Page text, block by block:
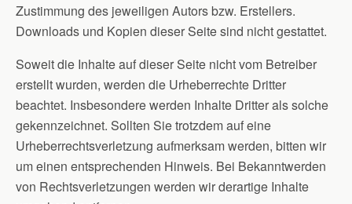
Zustimmung des jeweiligen Autors bzw. Erstellers.
Downloads und Kopien dieser Seite sind nicht gestattet.
Soweit die Inhalte auf dieser Seite nicht vom Betreiber
erstellt wurden, werden die Urheberrechte Dritter
beachtet. Insbesondere werden Inhalte Dritter als solche
gekennzeichnet. Sollten Sie trotzdem auf eine
Urheberrechtsverletzung aufmerksam werden, bitten wir
um einen entsprechenden Hinweis. Bei Bekanntwerden
von Rechtsverletzungen werden wir derartige Inhalte